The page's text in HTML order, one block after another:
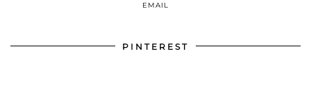
EMAIL
PINTEREST